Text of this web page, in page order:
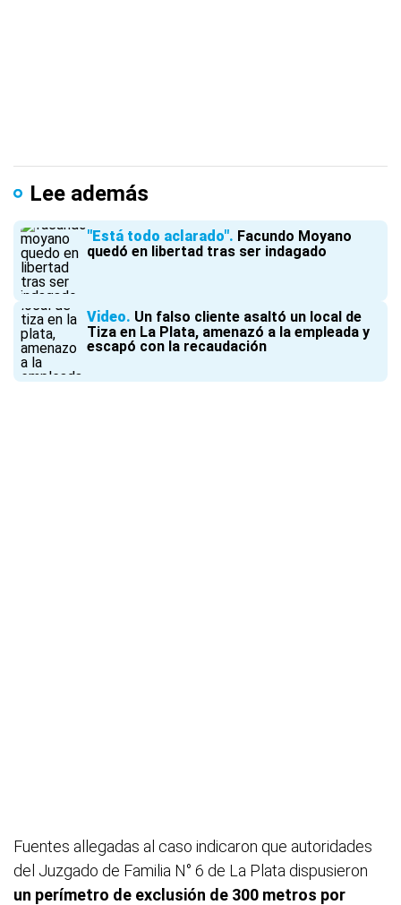
Lee además
"Está todo aclarado" Facundo Moyano
quedó en libertad tras ser indagado
Video Un falso cliente asaltó un local de
Tiza en La Plata, amenazó a la empleada y
escapó con la recaudación
Fuentes allegadas al caso indicaron que autoridades
del Juzgado de Familia N° 6 de La Plata dispusieron
un perímetro de exclusión de 300 metros por